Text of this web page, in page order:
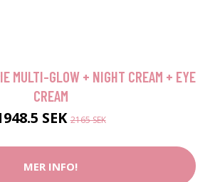
MULTI-GLOW + NIGHT CREAM + EYE
CREAM
SEK2165 SEK
MER INFO!